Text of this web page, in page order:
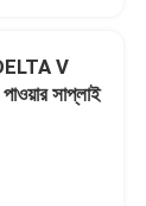
V
সাপ্লাই